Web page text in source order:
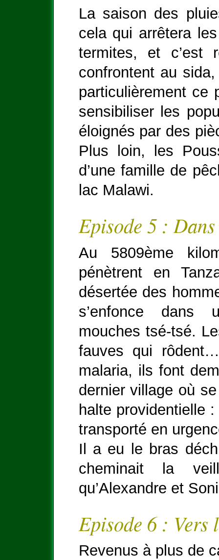
La saison des
cela qui arrêtera
termites, et c’est
confrontent au
particulièrement ce
sensibiliser les
éloignés par des
Plus loin, les
d’une famille de
lac Malawi.
Episode 5 :
Au 5809ème
pénètrent en
désertée des
s’enfonce dans
mouches tsé-tsé.
fauves qui
malaria, ils font
dernier village où
halte providentielle
transporté en
Il a eu le bras
cheminait la
qu’Alexandre et
Episode 6 :
Revenus à plus de